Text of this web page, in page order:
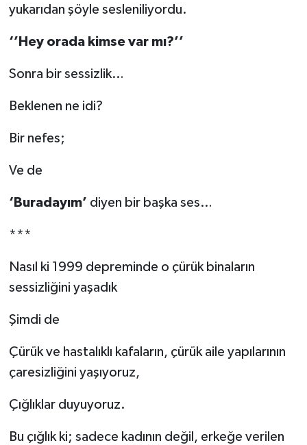
yukarıdan şöyle sesleniliyordu.
‘’Hey orada kimse var mı?’’
Sonra bir sessizlik…
Beklenen ne idi?
Bir nefes;
Ve de
‘Buradayım’ diyen bir başka ses…
***
Nasıl ki 1999 depreminde o çürük binaların
sessizliğini yaşadık
Şimdi de
Çürük ve hastalıklı kafaların, çürük aile yapılarının
çaresizliğini yaşıyoruz,
Çığlıklar duyuyoruz.
Bu çığlık ki; sadece kadının değil, erkeğe verilen